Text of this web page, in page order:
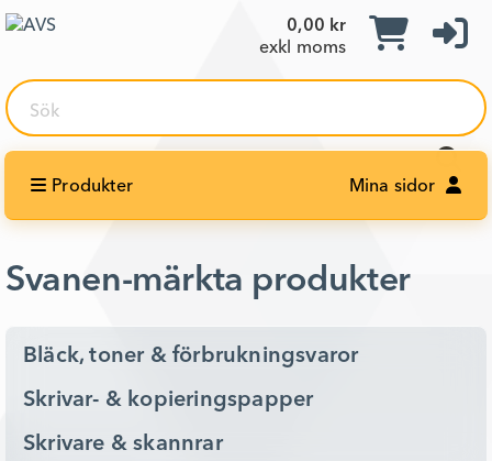
0,00 kr
exkl moms
Sök
Produkter Mina sidor
Svanen-märkta produkter
Bläck, toner & förbrukningsvaror
Skrivar- & kopieringspapper
Skrivare & skannrar